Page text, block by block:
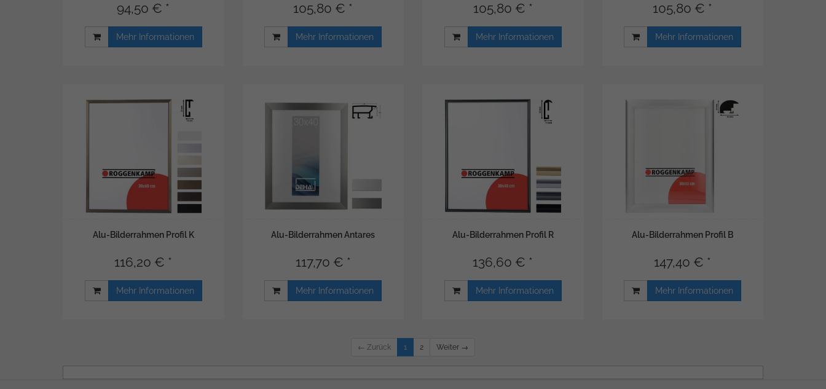
94,50 € *
Mehr Informationen
105,80 € *
Mehr Informationen
105,80 € *
Mehr Informationen
105,80 € *
Mehr Informationen
Alu-Bilderrahmen Profil K
116,20 € *
Mehr Informationen
Alu-Bilderrahmen Antares
117,70 € *
Mehr Informationen
Alu-Bilderrahmen Profil R
136,60 € *
Mehr Informationen
Alu-Bilderrahmen Profil B
147,40 € *
Mehr Informationen
← Zurück 1 2 Weiter →